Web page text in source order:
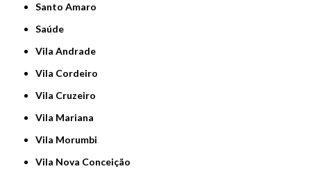
Santo Amaro
Saúde
Vila Andrade
Vila Cordeiro
Vila Cruzeiro
Vila Mariana
Vila Morumbi
Vila Nova Conceição